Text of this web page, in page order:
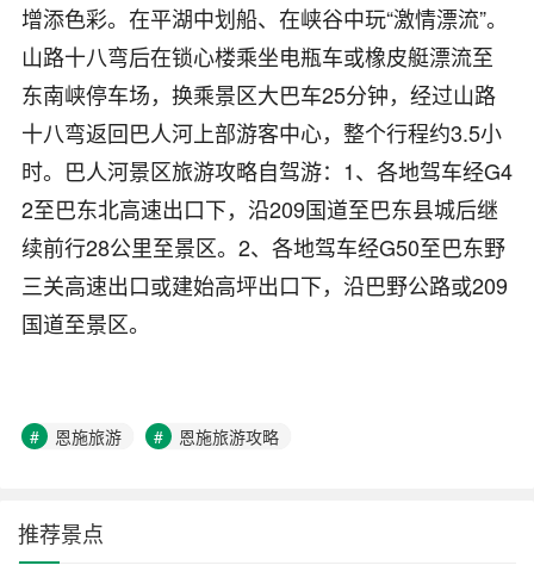
增添色彩。在平湖中划船、在峡谷中玩“激情漂流”。
山路十八弯后在锁心楼乘坐电瓶车或橡皮艇漂流至
东南峡停车场，换乘景区大巴车25分钟，经过山路
十八弯返回巴人河上部游客中心，整个行程约3.5小
时。巴人河景区旅游攻略自驾游：1、各地驾车经G4
2至巴东北高速出口下，沿209国道至巴东县城后继
续前行28公里至景区。2、各地驾车经G50至巴东野
三关高速出口或建始高坪出口下，沿巴野公路或209
国道至景区。
恩施旅游 恩施旅游攻略
推荐景点